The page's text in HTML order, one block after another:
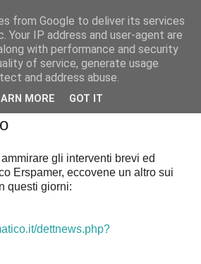
gli interventi brevi ed
Erspamer, eccovene un altro sui
questi giorni:
dettnews.php?
from Google to deliver its services
Your IP address and user-agent are
with performance and security
of service, generate usage
and address abuse.
MORE GOT IT